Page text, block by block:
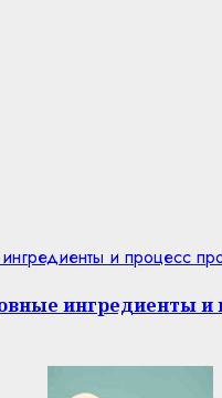
и процесс
ингредиенты и